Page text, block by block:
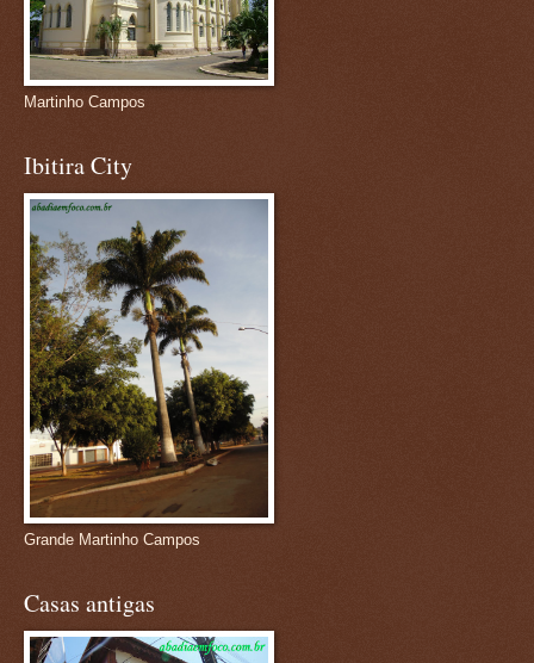
Martinho Campos
Ibitira City
Grande Martinho Campos
Casas antigas